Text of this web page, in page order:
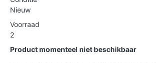
Nieuw
Voorraad
2
Product momenteel niet beschikbaar